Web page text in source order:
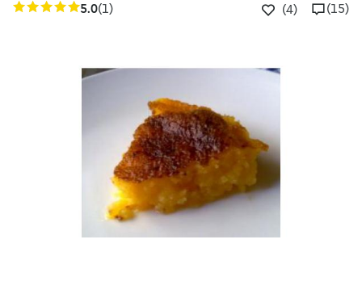
5.0(1) (4) (15)